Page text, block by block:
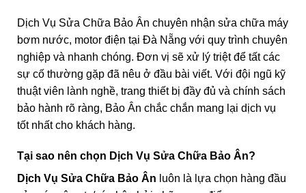
Dịch Vụ Sửa Chữa Bảo Ân chuyên nhận sửa chữa máy
bơm nước, motor điện tại Đà Nẵng với quy trình chuyên
nghiệp và nhanh chóng. Đơn vị sẽ xử lý triệt để tất các
sự cố thường gặp đã nêu ở đầu bài viết. Với đội ngũ kỹ
thuật viên lành nghề, trang thiết bị đầy đủ và chính sách
bảo hành rõ ràng, Bảo Ân chắc chắn mang lại dịch vụ
tốt nhất cho khách hàng.
Tại sao nên chọn Dịch Vụ Sửa Chữa Bảo Ân?
Dịch Vụ Sửa Chữa Bảo Ân luôn là lựa chọn hàng đầu